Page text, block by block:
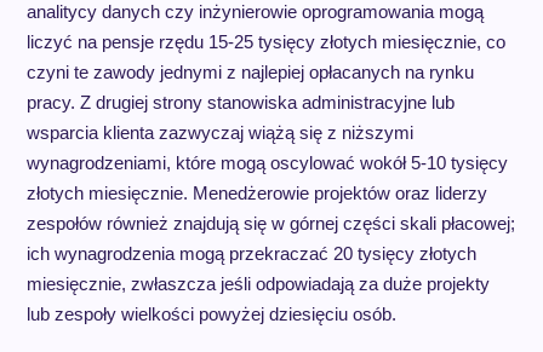
analitycy danych czy inżynierowie oprogramowania mogą
liczyć na pensje rzędu 15-25 tysięcy złotych miesięcznie, co
czyni te zawody jednymi z najlepiej opłacanych na rynku
pracy. Z drugiej strony stanowiska administracyjne lub
wsparcia klienta zazwyczaj wiążą się z niższymi
wynagrodzeniami, które mogą oscylować wokół 5-10 tysięcy
złotych miesięcznie. Menedżerowie projektów oraz liderzy
zespołów również znajdują się w górnej części skali płacowej;
ich wynagrodzenia mogą przekraczać 20 tysięcy złotych
miesięcznie, zwłaszcza jeśli odpowiadają za duże projekty
lub zespoły wielkości powyżej dziesięciu osób.